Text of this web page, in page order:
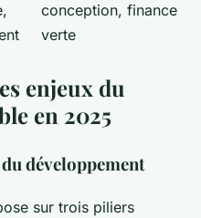
conception, finance
verte
enjeux du
en 2025
développement
sur trois piliers